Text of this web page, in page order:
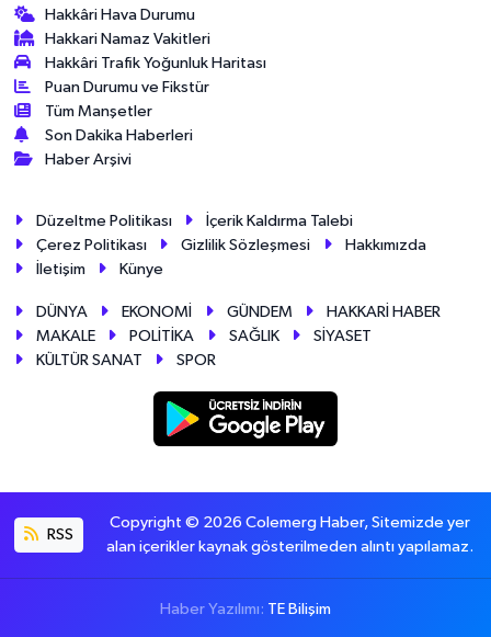
Hakkâri Hava Durumu
Hakkari Namaz Vakitleri
Hakkâri Trafik Yoğunluk Haritası
Puan Durumu ve Fikstür
Tüm Manşetler
Son Dakika Haberleri
Haber Arşivi
Düzeltme Politikası
İçerik Kaldırma Talebi
Çerez Politikası
Gizlilik Sözleşmesi
Hakkımızda
İletişim
Künye
DÜNYA EKONOMİ GÜNDEM
HAKKARİ HABER
MAKALE
POLİTİKA SAĞLIK
SİYASET
KÜLTÜR SANAT
SPOR
RSS
Copyright © 2026 Colemerg Haber, Sitemizde yer
alan içerikler kaynak gösterilmeden alıntı yapılamaz.
Haber Yazılımı: TE Bilişim